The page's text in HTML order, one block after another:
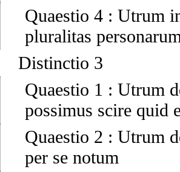
Quaestio 4 : Utrum
pluralitas
Distinctio 3
Quaestio 1 : Utrum
possimus scire quid
Quaestio 2 : Utrum
per se notum